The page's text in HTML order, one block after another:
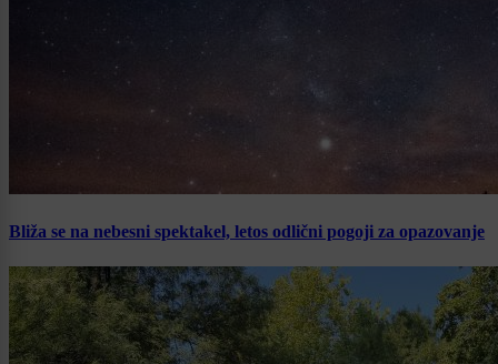
Bliža se na nebesni spektakel, letos odlični pogoji za opazovanje